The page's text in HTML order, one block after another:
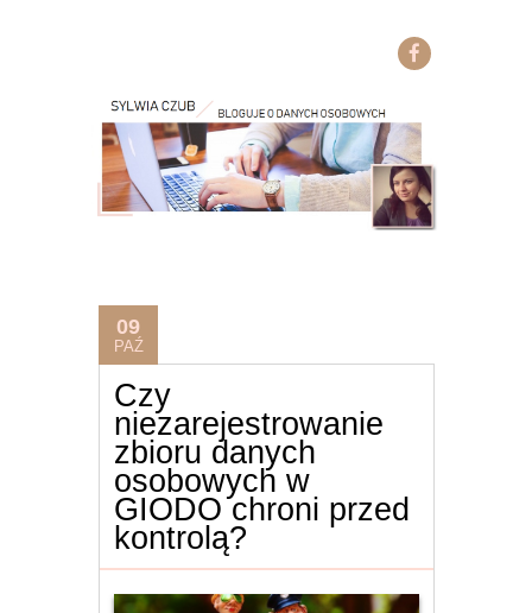
09
PAŹ
Czy
niezarejestrowanie
zbioru danych
osobowych w
GIODO chroni przed
kontrolą?